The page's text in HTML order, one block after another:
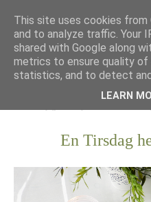
En Tirsdag
This site uses cookies
and to analyze traffic. Your
shared with Google along
metrics to ensure quality of
statistics, and to detect
LEARN